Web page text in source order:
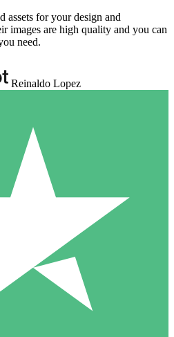
assets for your design and
images are high quality and you can
need.
Reinaldo Lopez